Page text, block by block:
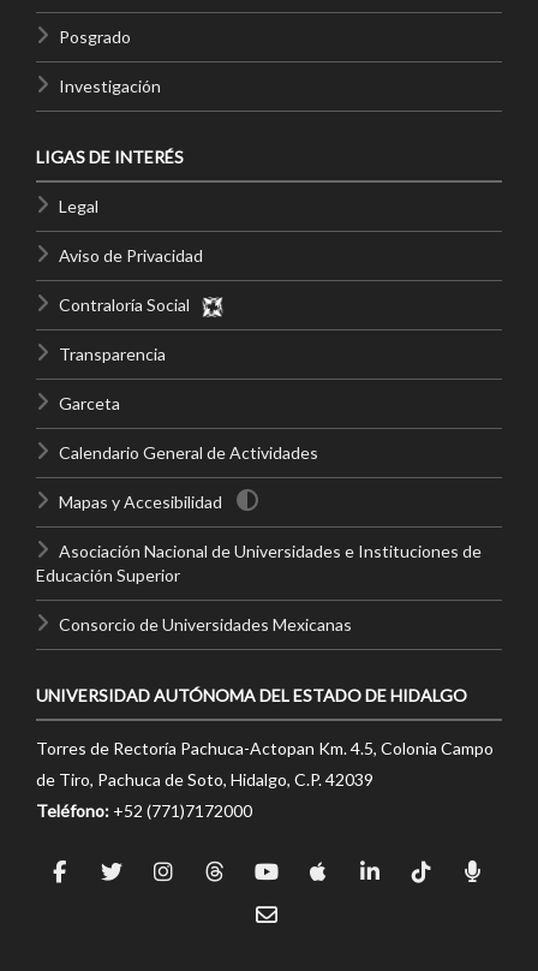
Posgrado
Investigación
LIGAS DE INTERÉS
Legal
Aviso de Privacidad
Contraloría Social
Transparencia
Garceta
Calendario General de Actividades
Mapas y Accesibilidad
Asociación Nacional de Universidades e Instituciones de
Educación Superior
Consorcio de Universidades Mexicanas
UNIVERSIDAD AUTÓNOMA DEL ESTADO DE HIDALGO
Torres de Rectoría Pachuca-Actopan Km. 4.5, Colonia Campo
de Tiro, Pachuca de Soto, Hidalgo, C.P. 42039
Teléfono: +52 (771)7172000